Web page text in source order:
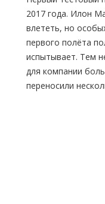
2017 года. Илон
влететь, но
первого полёта
испытывает. Тем
для компании
переносили